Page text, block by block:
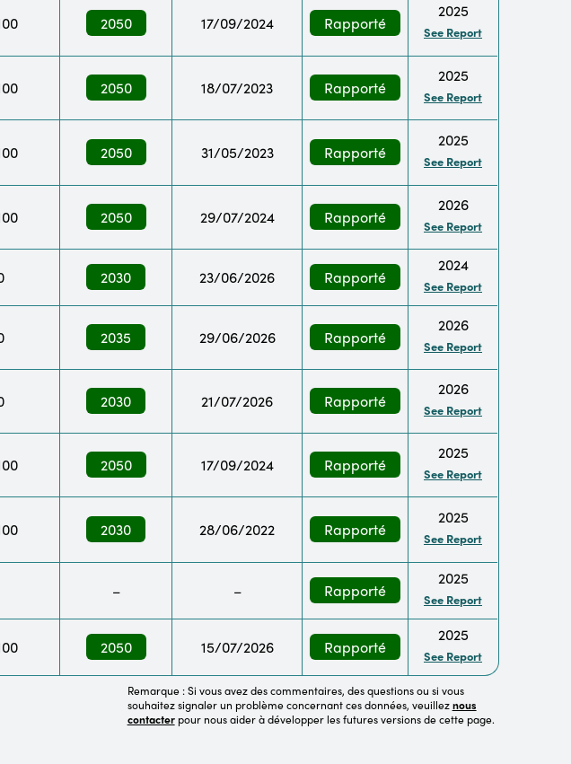
2050 17/09/2024 Rapporté
2025
See Report
2050 18/07/2023 Rapporté
2025
See Report
2050 31/05/2023 Rapporté
2025
See Report
2050 29/07/2024 Rapporté
2026
See Report
2030 23/06/2026 Rapporté
2024
See Report
2035 29/06/2026 Rapporté
2026
See Report
2030 21/07/2026 Rapporté
2026
See Report
2050 17/09/2024 Rapporté
2025
See Report
2030 28/06/2022 Rapporté
2025
See Report
– – Rapporté
2025
See Report
2050 15/07/2026 Rapporté
2025
See Report
Remarque : Si vous avez des commentaires, des questions ou si vous
souhaitez signaler un problème concernant ces données, veuilleznous
contacterpour nous aider à développer les futures versions de cette page.